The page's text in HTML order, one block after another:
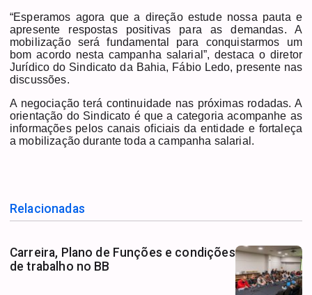
“Esperamos agora que a direção estude nossa pauta e
apresente respostas positivas para as demandas. A
mobilização será fundamental para conquistarmos um
bom acordo nesta campanha salarial”, destaca o diretor
Jurídico do Sindicato da Bahia, Fábio Ledo, presente nas
discussões.
A negociação terá continuidade nas próximas rodadas. A
orientação do Sindicato é que a categoria acompanhe as
informações pelos canais oficiais da entidade e fortaleça
a mobilização durante toda a campanha salarial.
Relacionadas
Carreira, Plano de Funções e condições
de trabalho no BB